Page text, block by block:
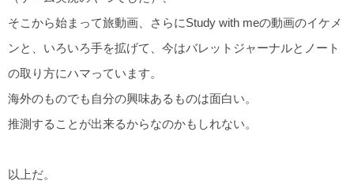
そこから始まって旅動画、さらにStudy with meの動画のイケメ
ンと、いろいろ手を拡げて、今はバレットジャーナルとノート
の取り方にハマっています。
海外のものでも自分の興味あるものは面白い。
推測することが出来るからなのかもしれない。
以上だ。